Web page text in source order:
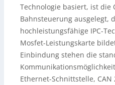
Technologie basiert, ist die
Bahnsteuerung ausgelegt,
hochleistungsfähige IPC-
Mosfet-Leistungskarte
Einbindung stehen die
Ethernet-Schnittstelle, CAN